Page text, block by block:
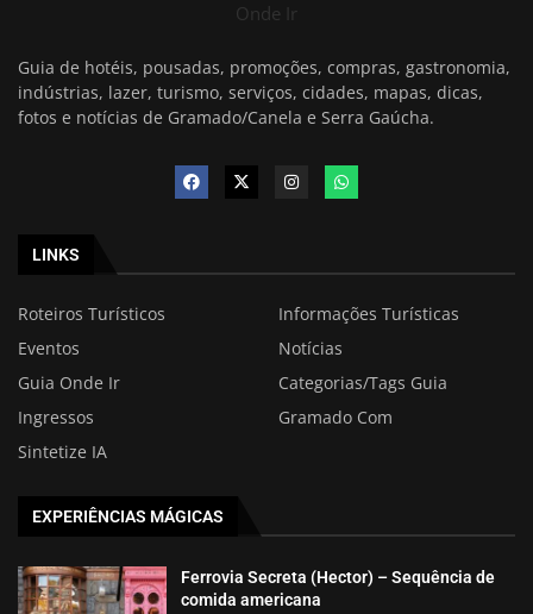
Onde Ir
Guia de hotéis, pousadas, promoções, compras, gastronomia,
indústrias, lazer, turismo, serviços, cidades, mapas, dicas,
fotos e notícias de Gramado/Canela e Serra Gaúcha.
LINKS
Roteiros Turísticos
Informações Turísticas
Eventos
Notícias
Guia Onde Ir
Categorias/Tags Guia
Ingressos
Gramado Com
Sintetize IA
EXPERIÊNCIAS MÁGICAS
Ferrovia Secreta (Hector) – Sequência de
comida americana